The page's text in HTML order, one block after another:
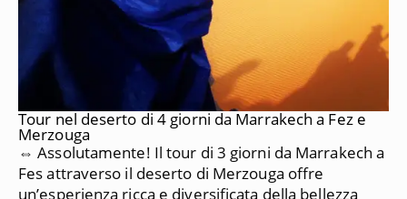
Tour nel deserto di 4 giorni da Marrakech a Fez e
Merzouga
⇔ Assolutamente! Il tour di 3 giorni da Marrakech a
Fes attraverso il deserto di Merzouga offre
un’esperienza ricca e diversificata della bellezza